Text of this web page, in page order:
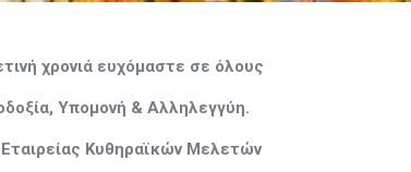
χρονιά ευχόμαστε σε όλους
Υπομονή & Αλληλεγγύη.
Κυθηραϊκών Μελετών